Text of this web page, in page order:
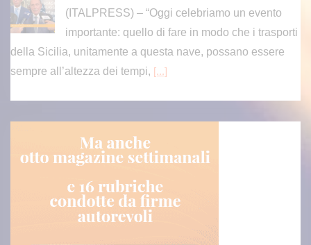
(ITALPRESS) – “Oggi celebriamo un evento
importante: quello di fare in modo che i trasporti
della Sicilia, unitamente a questa nave, possano essere
sempre all’altezza dei tempi, [...]